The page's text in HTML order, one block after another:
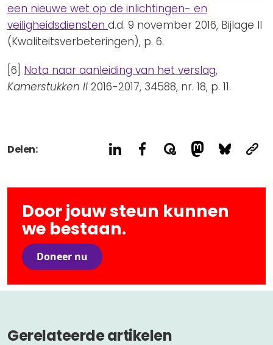
een nieuwe wet op de inlichtingen- en
veiligheidsdiensten d.d. 9 november 2016, Bijlage II
(Kwaliteitsverbeteringen), p. 6.
[6] Nota naar aanleiding van het verslag,
Kamerstukken II 2016-2017, 34588, nr. 18, p. 11.
Delen:
Door jouw steun kunnen
we bestaan.
Doneer nu
Gerelateerde artikelen